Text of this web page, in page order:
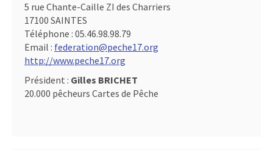
5 rue Chante-Caille ZI des Charriers
17100 SAINTES
Téléphone : 05.46.98.98.79
Email : federation@peche17.org
http://www.peche17.org
Président : Gilles BRICHET
20.000 pêcheurs Cartes de Pêche